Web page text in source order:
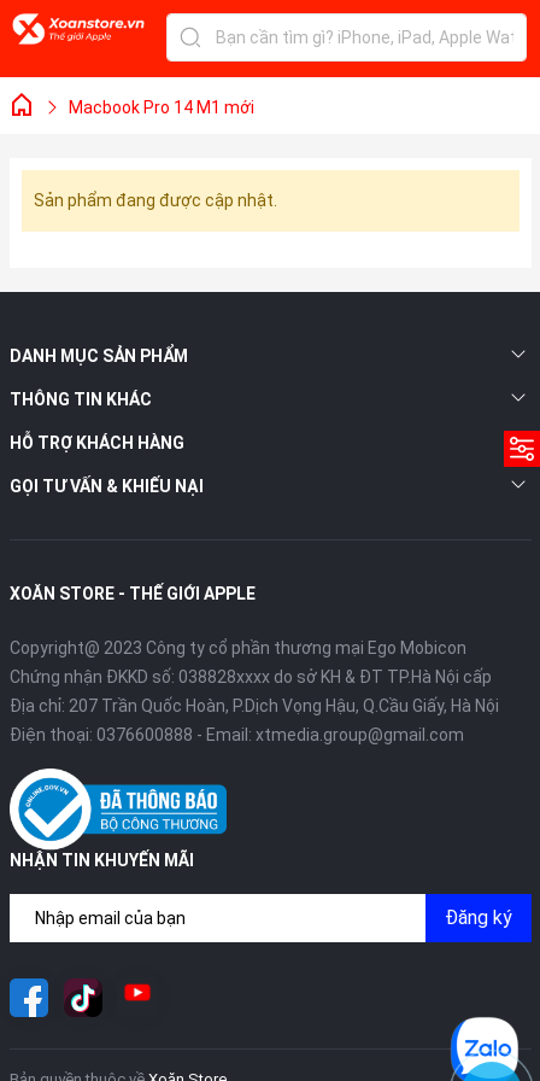
Macbook Pro 14 M1 mới
Sản phẩm đang được cập nhật.
DANH MỤC SẢN PHẨM
THÔNG TIN KHÁC
HỖ TRỢ KHÁCH HÀNG
GỌI TƯ VẤN & KHIẾU NẠI
XOĂN STORE - THẾ GIỚI APPLE
Copyright@ 2023 Công ty cổ phần thương mại Ego Mobicon
Chứng nhận ĐKKD số: 038828xxxx do sở KH & ĐT TP.Hà Nội cấp
Địa chỉ: 207 Trần Quốc Hoàn, P.Dịch Vọng Hậu, Q.Cầu Giấy, Hà Nội
Điện thoại: 0376600888 - Email: xtmedia.group@gmail.com
NHẬN TIN KHUYẾN MÃI
Đăng ký